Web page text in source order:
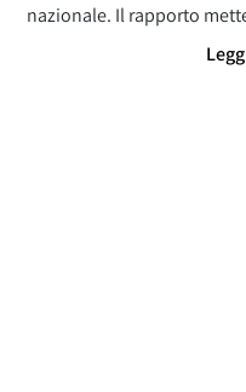
nazionale. Il rapporto